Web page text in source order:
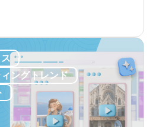
ています。 現地のチー
さずにユーザー獲得
大しています。こうした
るチームは、何百もの
をテストしており...
ングトレンド